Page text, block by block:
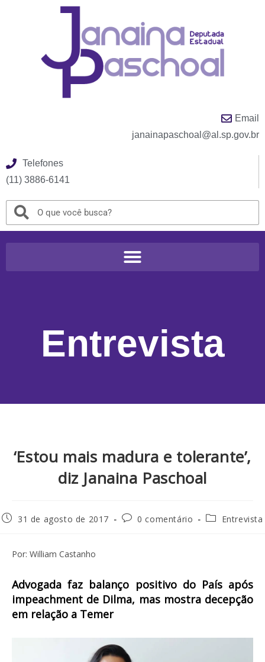
Email
janainapaschoal@al.sp.gov.br
Telefones
(11) 3886-6141
Entrevista
‘Estou mais madura e tolerante’,
diz Janaina Paschoal
31 de agosto de 2017 0 comentário Entrevista
Por: William Castanho
Advogada faz balanço positivo do País após
impeachment de Dilma, mas mostra decepção
em relação a Temer